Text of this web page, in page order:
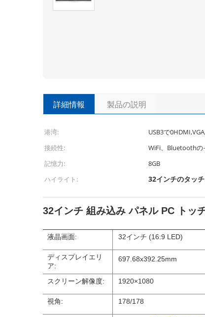
詳細情報 製品の説明
港湾: USB3で
接続性:
WiFi、Bluetoothの
記憶力:
8GB
ハイライト:
32インチのタッ
32インチ 組み込み パネル PC トッ
液晶画面: 32インチ (16:9 LED)
ディスプレイエリ
ア:
697.68x392.25mm
スクリーン解像度: 1920×1080
視角: 178/178